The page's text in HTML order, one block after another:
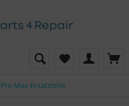
Max Ersatzteile